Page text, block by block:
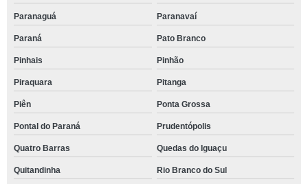
Paranaguá Paranavaí
Paraná Pato Branco
Pinhais Pinhão
Piraquara Pitanga
Piên Ponta Grossa
Pontal do Paraná Prudentópolis
Quatro Barras Quedas do Iguaçu
Quitandinha Rio Branco do Sul